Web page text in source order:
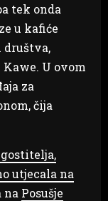
tek onda
u kafiće
društva,
U ovom
za
čija
utjecala na
na Posušje